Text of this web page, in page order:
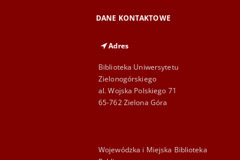
DANE KONTAKTOWE
Adres
Biblioteka Uniwersytetu
Zielonogórskiego
al. Wojska Polskiego 71
65-762 Zielona Góra
Wojewódzka i Miejska Biblioteka